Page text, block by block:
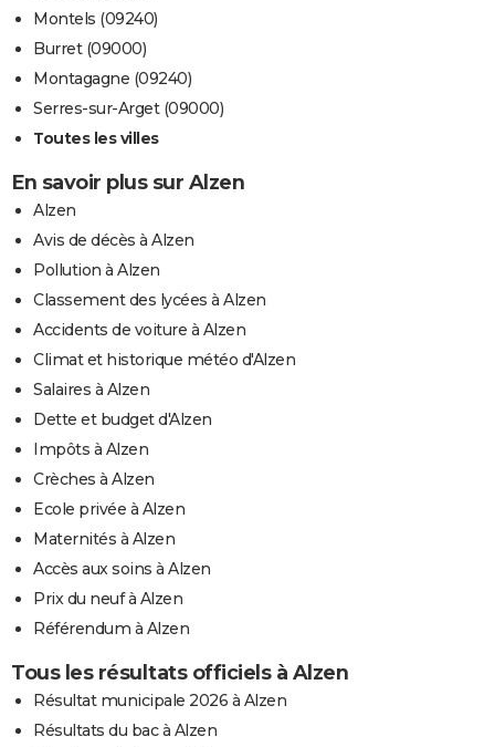
Montels (09240)
Burret (09000)
Montagagne (09240)
Serres-sur-Arget (09000)
Toutes les villes
En savoir plus sur Alzen
Alzen
Avis de décès à Alzen
Pollution à Alzen
Classement des lycées à Alzen
Accidents de voiture à Alzen
Climat et historique météo d'Alzen
Salaires à Alzen
Dette et budget d'Alzen
Impôts à Alzen
Crèches à Alzen
Ecole privée à Alzen
Maternités à Alzen
Accès aux soins à Alzen
Prix du neuf à Alzen
Référendum à Alzen
Tous les résultats officiels à Alzen
Résultat municipale 2026 à Alzen
Résultats du bac à Alzen